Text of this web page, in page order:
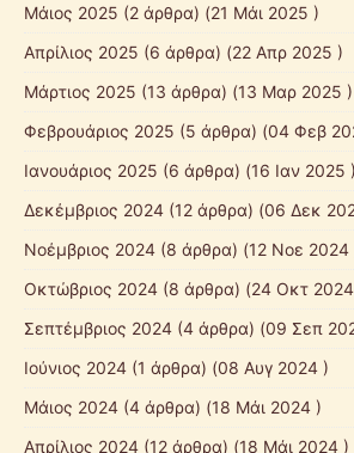
Mάιος 2025 (2 άρθρα) (21 Μάι 2025 )
Απρίλιος 2025 (6 άρθρα) (22 Απρ 2025 )
Μάρτιος 2025 (13 άρθρα) (13 Μαρ 2025 )
Φεβρουάριος 2025 (5 άρθρα) (04 Φεβ
Ιανουάριος 2025 (6 άρθρα) (16 Ιαν 2025 )
Δεκέμβριος 2024 (12 άρθρα) (06 Δεκ
Νοέμβριος 2024 (8 άρθρα) (12 Νοε 2024
Οκτώβριος 2024 (8 άρθρα) (24 Οκτ
Σεπτέμβριος 2024 (4 άρθρα) (09 Σεπ
Ιούνιος 2024 (1 άρθρα) (08 Αυγ 2024 )
Μάιος 2024 (4 άρθρα) (18 Μάι 2024 )
Απρίλιος 2024 (12 άρθρα) (18 Μάι 2024 )